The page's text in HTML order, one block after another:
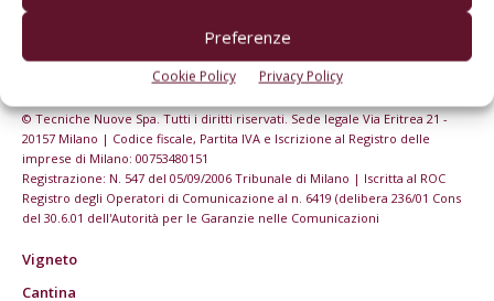
Preferenze
Cookie Policy Privacy Policy
© Tecniche Nuove Spa. Tutti i diritti riservati. Sede legale Via Eritrea 21 -
20157 Milano | Codice fiscale, Partita IVA e Iscrizione al Registro delle
imprese di Milano: 00753480151
Registrazione: N. 547 del 05/09/2006 Tribunale di Milano | Iscritta al ROC
Registro degli Operatori di Comunicazione al n. 6419 (delibera 236/01 Cons
del 30.6.01 dell'Autorità per le Garanzie nelle Comunicazioni
Vigneto
Cantina